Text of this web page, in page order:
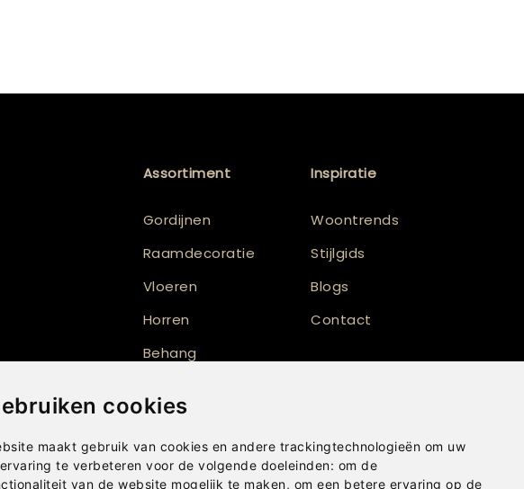
cookies
maakt gebruik van cookies en andere trackingtechnologieën om uw
te verbeteren voor de volgende doeleinden: om de
van de website mogelijk te maken, om een betere ervaring op de
Assortiment
Gordijnen
Raamdecoratie
Vloeren
Horren
Behang
Shutters
Inspiratie
Woontrends
Stijlgids
Blogs
Contact